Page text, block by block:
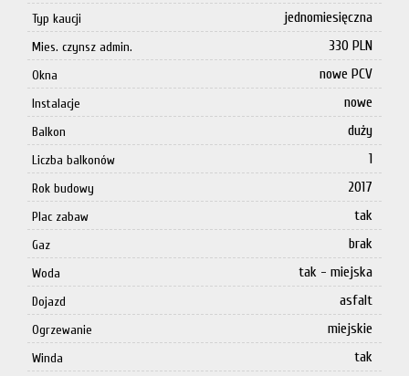
Typ kaucji jednomiesięczna
Mies. czynsz admin. 330 PLN
Okna nowe PCV
Instalacje nowe
Balkon duży
Liczba balkonów 1
Rok budowy 2017
Plac zabaw tak
Gaz brak
Woda tak - miejska
Dojazd asfalt
Ogrzewanie miejskie
Winda tak